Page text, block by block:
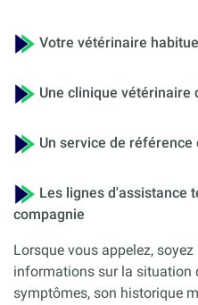
Votre vétérinaire
Une clinique vétérinaire
Un service de référence
Les lignes d'assistance
compagnie
Lorsque vous appelez,
informations sur la situation
symptômes, son historique